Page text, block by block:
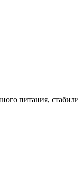
питания,